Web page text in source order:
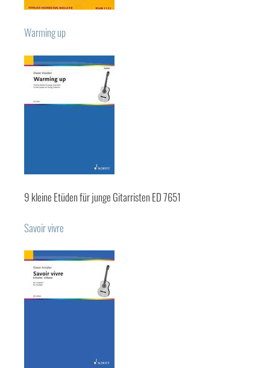
Warming up
9 kleine Etüden für junge Gitarristen ED 7651
Savoir vivre